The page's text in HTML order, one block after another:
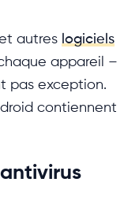
autres logiciels
appareil –
pas exception.
contiennent